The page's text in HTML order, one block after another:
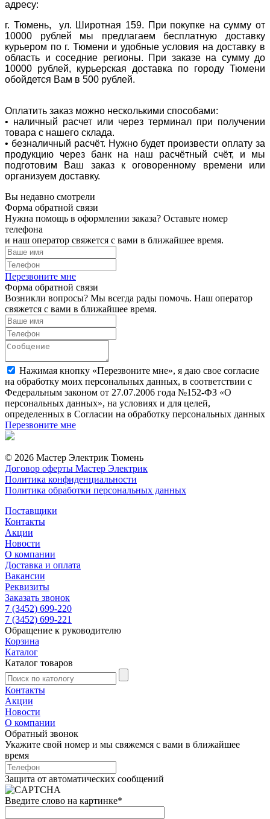
адресу:
г. Тюмень, ул. Широтная 159. При покупке на сумму от
10000 рублей мы предлагаем бесплатную доставку
курьером по г. Тюмени и удобные условия на доставку в
область и соседние регионы. При заказе на сумму до
10000 рублей, курьерская доставка по городу Тюмени
обойдется Вам в 500 рублей.
Оплатить заказ можно несколькими способами:
• наличный расчет или через терминал при получении
товара с нашего склада.
• безналичный расчёт. Нужно будет произвести оплату за
продукцию через банк на наш расчётный счёт, и мы
подготовим Ваш заказ к оговоренному времени или
организуем доставку.
Вы недавно смотрели
Форма обратной связи
Нужна помощь в оформлении заказа? Оставьте номер
телефона
и наш оператор свяжется с вами в ближайшее время.
Перезвоните мне
Форма обратной связи
Возникли вопросы? Мы всегда рады помочь. Наш оператор
свяжется с вами в ближайшее время.
Нажимая кнопку «Перезвоните мне», я даю свое согласие
на обработку моих персональных данных, в соответствии с
Федеральным законом от 27.07.2006 года №152-ФЗ «О
персональных данных», на условиях и для целей,
определенных в Согласии на обработку персональных данных
Перезвоните мне
© 2026 Мастер Электрик Тюмень
Договор оферты Мастер Электрик
Политика конфиденциальности
Политика обработки персональных данных
Поставщики
Контакты
Акции
Новости
О компании
Доставка и оплата
Вакансии
Реквизиты
Заказать звонок
7 (3452) 699-220
7 (3452) 699-221
Обращение к руководителю
Корзина
Каталог
Каталог товаров
Контакты
Акции
Новости
О компании
Обратный звонок
Укажите свой номер и мы свяжемся с вами в ближайшее
время
Защита от автоматических сообщений
Введите слово на картинке*